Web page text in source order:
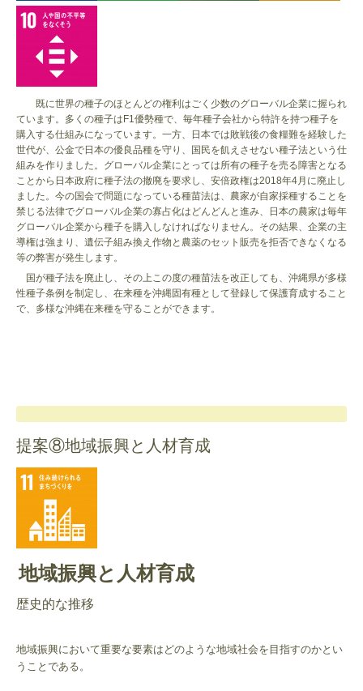
既に世界の種子のほとんどの権利はごく少数のグローバル企業に握られ
ています。多くの種子はF1優勢種で、毎年種子会社から特許を持つ種子を
購入する仕組みになっています。一方、日本では敗戦後の食糧難を経験した
世代が、公金で日本の優良品種を守り、国民を飢えさせない種子法という仕
組みを作りました。グローバル企業にとっては所有の種子を売る障害となる
ことから日本政府に種子法の撤廃を要求し、安倍政権は2018年4月に廃止し
ました。今の国会で問題になっている種苗法は、農家が自家採種することを
禁じる法律でグローバル企業の寡占化はどんどんと進み、日本の農家は毎年
グローバル企業から種子を購入しなければなりません。その結果、企業の主
導権は強まり、遺伝子組み換え作物と農薬のセット販売を拒否できなくなる
等の弊害が発生します。
国が種子法を廃止し、その上この度の種苗法を改正しても、沖縄県が多様
性種子条例を制定し、在来種を沖縄固有種として登録して保護育成すること
で、多様な沖縄在来種を守ることができます。
提案⑧地域振興と人材育成
地域振興と人材育成
歴史的な推移
地域振興において重要な要素はどのような地域社会を目指すのかとい
うことである。